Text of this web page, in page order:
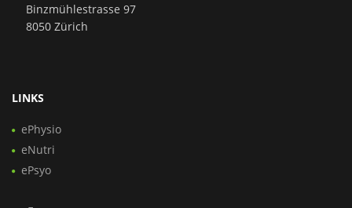
Binzmühlestrasse 97
8050 Zürich
LINKS
ePhysio
eNutri
ePsyo